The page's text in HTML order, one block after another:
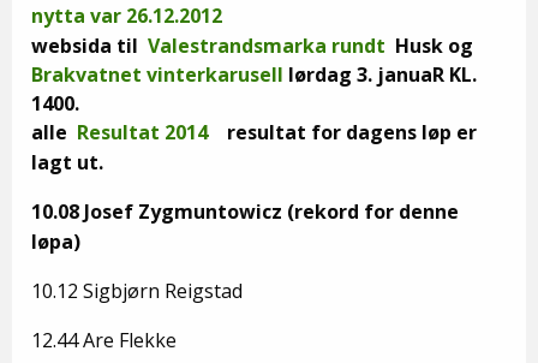
nytta var 26.12.2012
websida til Valestrandsmarka rundt Husk og
Brakvatnet vinterkarusell lørdag 3. januaR KL.
1400.
alle Resultat 2014
resultat for dagens løp er
lagt ut.
10.08 Josef Zygmuntowicz (rekord for denne
løpa)
10.12 Sigbjørn Reigstad
12.44 Are Flekke